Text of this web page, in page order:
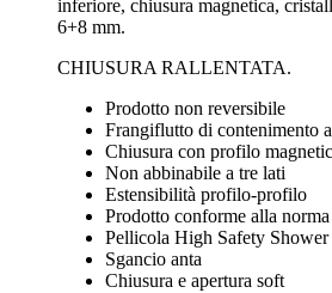
inferiore, chiusura magnetica,
6+8 mm.
CHIUSURA RALLENTATA.
Prodotto non reversibile
Frangiflutto di contenimento
Chiusura con profilo
Non abbinabile a tre lati
Estensibilità profilo-profilo
Prodotto conforme alla
Pellicola High Safety Shower
Sgancio anta
Chiusura e apertura soft